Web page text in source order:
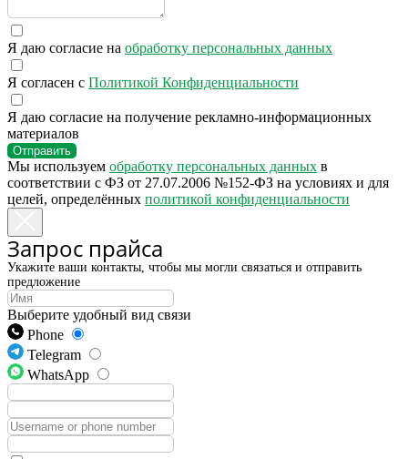
Я даю согласие на обработку персональных данных
Я согласен с Политикой Конфиденциальности
Я даю согласие на получение рекламно-информационных
материалов
Отправить
Мы используем обработку персональных данных в
соответствии с ФЗ от 27.07.2006 №152-ФЗ на условиях и для
целей, определённых политикой конфиденциальности
Запрос прайса
Укажите ваши контакты, чтобы мы могли связаться и отправить
предложение
Выберите удобный вид связи
Phone
Telegram
WhatsApp